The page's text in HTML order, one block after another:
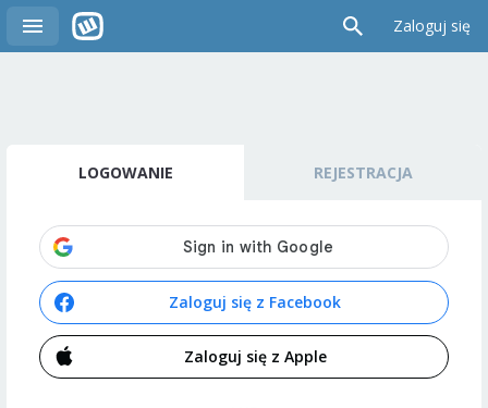
Zaloguj się
LOGOWANIE REJESTRACJA
Zaloguj się z Facebook
Zaloguj się z Apple